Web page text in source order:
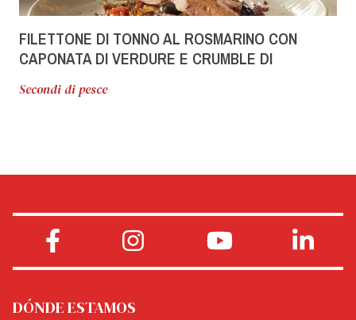
FILETTONE DI TONNO AL ROSMARINO CON
CAPONATA DI VERDURE E CRUMBLE DI
Secondi di pesce
DÓNDE ESTAMOS